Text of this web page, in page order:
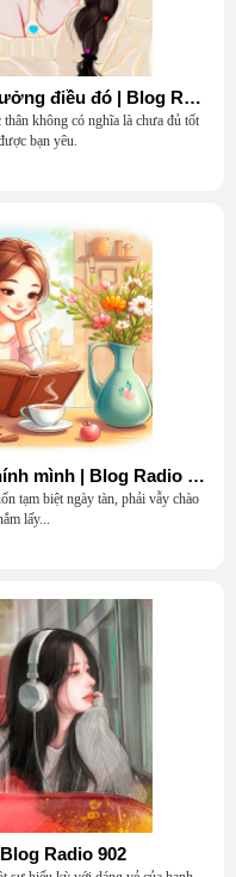
Nếu bạn độc thân, hãy cứ tận hưởng điều đó | Blog Radio 904
không có nghĩa là chưa đủ tốt
bạn yêu.
Đi tìm phiên bản tốt nhất của chính mình | Blog Radio 903
tạm biệt ngày tàn, phải vẫy chào
lấy...
Radio 902